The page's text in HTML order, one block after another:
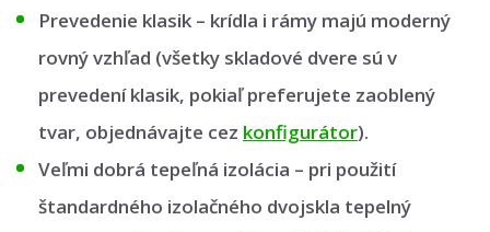
Prevedenie klasik – krídla i rámy majú moderný
rovný vzhľad (všetky skladové dvere sú v
prevedení klasik, pokiaľ preferujete zaoblený
tvar, objednávajte cez konfigurátor).
Veľmi dobrá tepeľná izolácia – pri použití
štandardného izolačného dvojskla tepelný